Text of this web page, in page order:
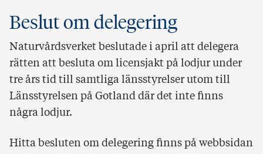
Beslut om delegering
Naturvårdsverket beslutade i april att delegera
rätten att besluta om licensjakt på lodjur under
tre års tid till samtliga länsstyrelser utom till
Länsstyrelsen på Gotland där det inte finns
några lodjur.
Hitta besluten om delegering finns på webbsidan